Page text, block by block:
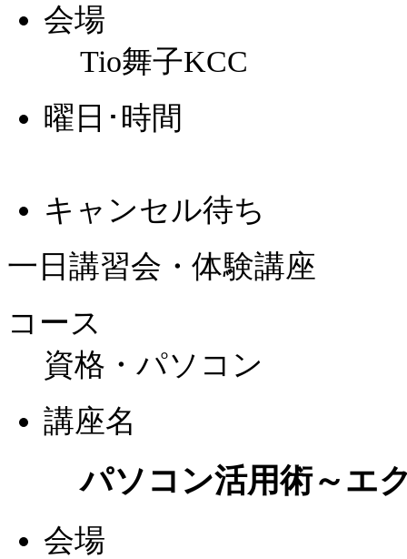
会場
Tio舞子KCC
曜日･時間
キャンセル待ち
一日講習会・体験講座
コース
資格・パソコン
講座名
パソコン活用術～エ
会場